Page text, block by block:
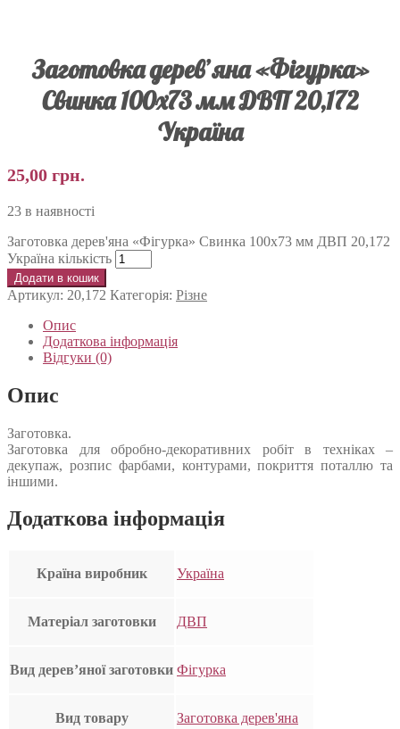
Заготовка дерев’яна «Фігурка»
Свинка 100х73 мм ДВП 20,172
Україна
25,00 грн.
23 в наявності
Заготовка дерев'яна «Фігурка» Свинка 100х73 мм ДВП 20,172
Україна кількість
Додати в кошик
Артикул: 20,172 Категорія: Різне
Опис
Додаткова інформація
Відгуки (0)
Опис
Заготовка.
Заготовка для обробно-декоративних робіт в техніках –
декупаж, розпис фарбами, контурами, покриття поталлю та
іншими.
Додаткова інформація
Країна виробник Україна
Матеріал заготовки ДВП
Вид дерев’яної заготовки Фігурка
Вид товару Заготовка дерев'яна